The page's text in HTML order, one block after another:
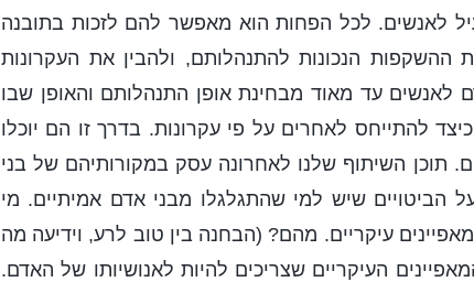
לאנשים. לכל הפחות הוא מאפשר להם לזכות בתובנה
הנכונות להתנהלותם, ולהבין את העקרונות
לאנשים עד מאוד מבחינת אופן התנהלותם והאופן שבו
להתייחס לאחרים על פי עקרונות. בדרך זו הם יוכלו
תוכן השיתוף שלנו לאחרונה עסק במקורותיהם של בני
הביטויים שיש למי שהתגלגלו מבני אדם אמיתיים. מי
עיקריים. מהם? (הבחנה בין טוב לרע, וידיעה מה
העיקריים שצריכים להיות לאנושיותו של האדם.